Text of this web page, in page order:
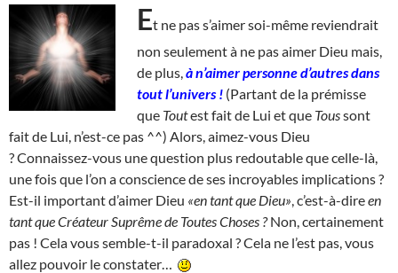
Et ne pas s’aimer soi-même reviendrait
non seulement à ne pas aimer Dieu mais,
de plus, à n’aimer personne d’autres dans
tout l’univers ! (Partant de la prémisse
que Toutest fait de Lui et que Toussont
fait de Lui, n’est-ce pas ^^) Alors, aimez-vous Dieu
? Connaissez-vous une question plus redoutable que celle-là,
une fois que l’on a conscience de ses incroyables implications ?
Est-il important d’aimer Dieu «en tant que Dieu» , c’est-à-direen
tant que Créateur Suprême de Toutes Choses ?Non, certainement
pas ! Cela vous semble-t-il paradoxal ? Cela ne l’est pas, vous
allez pouvoir le constater…